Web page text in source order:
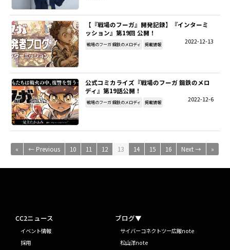
【『戦場のフーガ』開発記録】『インターミ
ッション』第19回 公開！
2022-12-13
戦場のフーガ 鋼鉄のメロディ 掲載情報
公式コミカライズ『戦場のフーガ 鋼鉄のメロ
ディ』第19話公開！
2022-12-6
戦場のフーガ 鋼鉄のメロディ 掲載情報
« ← Previous 10 11 12 13 14 15 16 Next → »
CC2ニュース
イベント情報
採用
ブログ▼
サイバーコネクトツー広報note
松山洋note